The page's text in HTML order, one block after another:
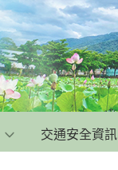
交通安全資訊